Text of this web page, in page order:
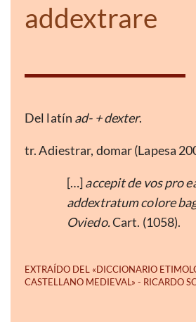
addextrare
Del latín ad- + dexter.
tr. Adiestrar, domar (Lapesa
[…]accepit de vos pro
addextratum colore
Oviedo.Cart. (1058).